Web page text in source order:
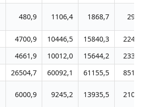
480,9 1106,4 1868,7
4700,9 10446,5 15840,3
4661,9 10012,0 15644,2
26504,7 60092,1 61155,5
6000,9 9245,2 13935,5